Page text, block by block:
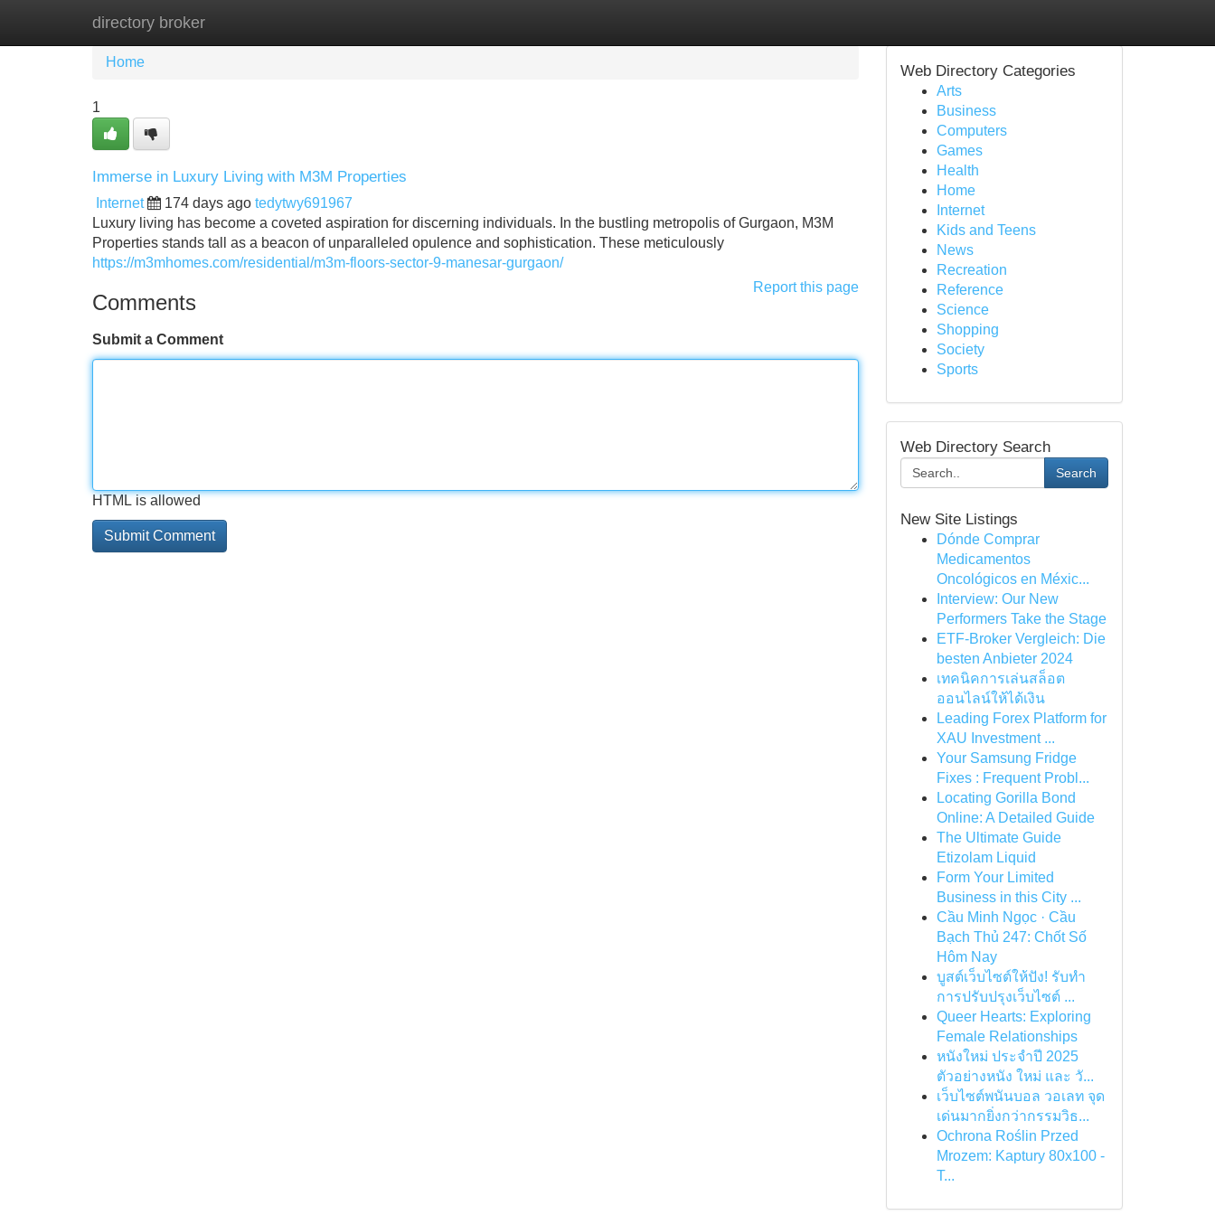
directory broker
Home New Site Listings
Home
1
Immerse in Luxury Living with M3M Properties
Internet 174 days ago tedytwy691967
Luxury living has become a coveted aspiration for discerning individuals. In the bustling metropolis of Gurgaon, M3M
Properties stands tall as a beacon of unparalleled opulence and sophistication. These meticulously
https://m3mhomes.com/residential/m3m-floors-sector-9-manesar-gurgaon/
Report this page
Comments
Submit a Comment
HTML is allowed
Web Directory Categories
Arts
Business
Computers
Games
Health
Home
Internet
Kids and Teens
News
Recreation
Reference
Science
Shopping
Society
Sports
Web Directory Search
Search
New Site Listings
Dónde Comprar
Medicamentos
Oncológicos en Méxic...
Interview: Our New
Performers Take the Stage
ETF-Broker Vergleich: Die
besten Anbieter 2024
เทคนิคการเล่นสล็อต
ออนไลน์ให้ได้เงิน
Leading Forex Platform for
XAU Investment ...
Your Samsung Fridge
Fixes : Frequent Probl...
Locating Gorilla Bond
Online: A Detailed Guide
The Ultimate Guide
Etizolam Liquid
Form Your Limited
Business in this City ...
Cầu Minh Ngọc · Cầu
Bạch Thủ 247: Chốt Số
Hôm Nay
บูสต์เว็บไซต์ให้ปัง! รับทำ
การปรับปรุงเว็บไซต์ ...
Queer Hearts: Exploring
Female Relationships
หนังใหม่ ประจำปี 2025
ตัวอย่างหนัง ใหม่ และ วั...
เว็บไซต์พนันบอล วอเลท จุด
เด่นมากยิ่งกว่ากรรมวิธ...
Ochrona Roślin Przed
Mrozem: Kaptury 80x100 -
T...